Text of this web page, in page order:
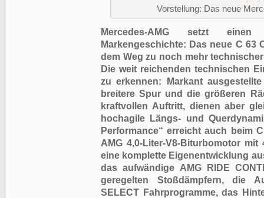
Vorstellung: Das neue
Mercedes-AMG setzt
Markengeschichte: Das neue C
dem Weg zu noch mehr
Die weit reichenden technischen
zu erkennen: Markant
breitere Spur und die größeren
kraftvollen Auftritt, dienen aber
hochagile Längs- und
Performance“ erreicht auch beim
AMG 4,0-Liter-V8-Biturbomotor
eine komplette Eigenentwicklung
das aufwändige AMG RIDE
geregelten Stoßdämpfern, die
SELECT Fahrprogramme, das